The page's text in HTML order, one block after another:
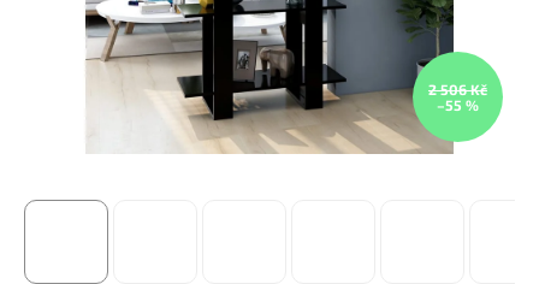
2 506 Kč
–55 %